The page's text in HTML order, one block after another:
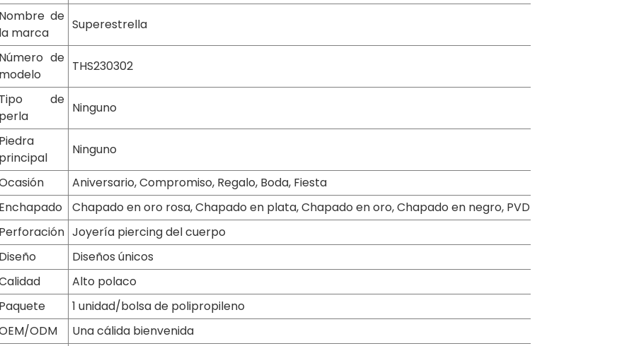
Nombre de
la marca
Superestrella
Número de
modelo
THS230302
Tipo de
perla
Ninguno
Piedra
principal
Ninguno
Aniversario, Compromiso, Regalo, Boda, Fiesta
Enchapado
Chapado en oro rosa, Chapado en plata, Chapado en oro, Chapado en negro, PVD
Perforación Joyería piercing del cuerpo
Diseño
Diseños únicos
Alto polaco
Paquete
1 unidad/bolsa de polipropileno
ODM
Una cálida bienvenida